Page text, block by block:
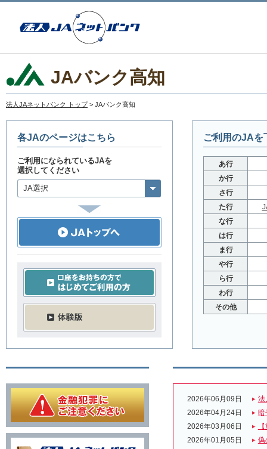
JAバンク高知
法人JAネットバンク トップ > JAバンク高知
各JAのページはこちら
ご利用になられているJAを
選択してください
JA選択
ご利用のJAを
あ行
か行
さ行
た行
な行
は行
ま行
や行
ら行
わ行
その他
2026年06月09日
法
2026年04月24日
暗
2026年03月06日
2026年01月05日
偽